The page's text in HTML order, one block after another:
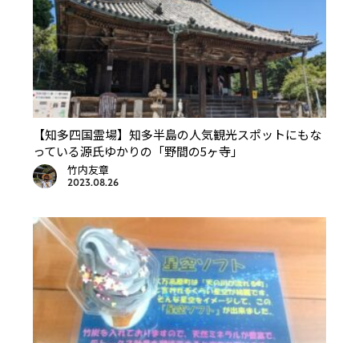
【知多四国霊場】知多半島の人気観光スポットにもな
っている源氏ゆかりの「野間の5ヶ寺」
竹内友章
2023.08.26